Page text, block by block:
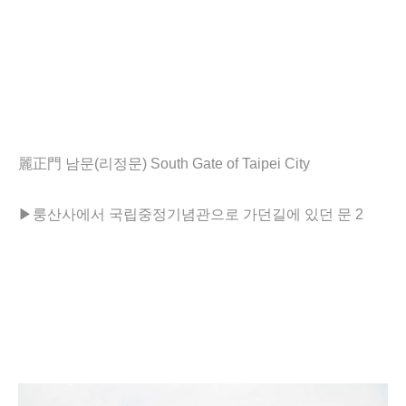
麗正門 남문(리정문) South Gate of Taipei City
▶ 룽산사에서 국립중정기념관으로 가던길에 있던 문 2